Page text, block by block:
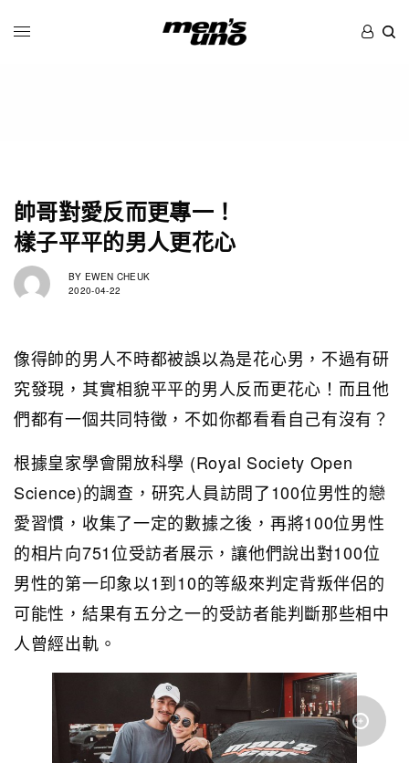
帥哥對愛反而更專一！
樣子平平的男人更花心
BY EWEN CHEUK
2020-04-22
像得帥的男人不時都被誤以為是花心男，不過有研
究發現，其實相貌平平的男人反而更花心！而且他
們都有一個共同特徵，不如你都看看自己有沒有？
根據皇家學會開放科學 (Royal Society Open
Science)的調查，研究人員訪問了100位男性的戀
愛習慣，收集了一定的數據之後，再將100位男性
的相片向751位受訪者展示，讓他們說出對100位
男性的第一印象以1到10的等級來判定背叛伴侶的
可能性，結果有五分之一的受訪者能判斷那些相中
人曾經出軌。